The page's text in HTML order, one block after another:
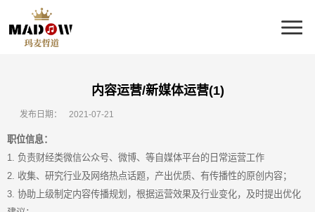
内容运营/新媒体运营(1)
发布日期： 2021-07-21
职位信息：
1. 负责财经类微信公众号、微博、等自媒体平台的日常运营工作
2. 收集、研究行业及网络热点话题，产出优质、有传播性的原创内容；
3. 协助上级制定内容传播规划，根据运营效果及行业变化，及时提出优化